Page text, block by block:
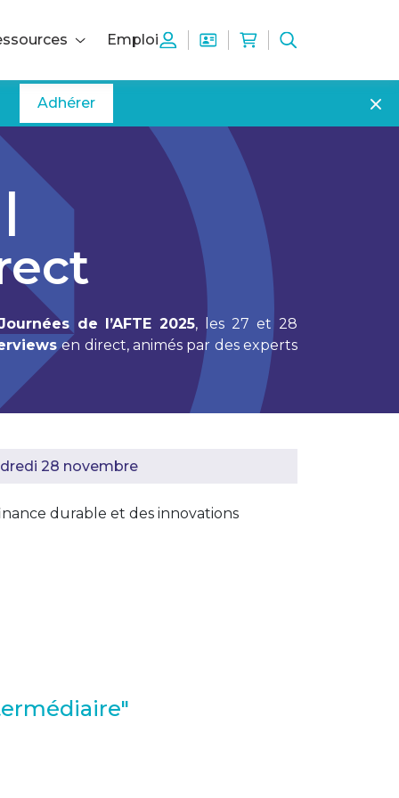
Emploi
Adhérer
de l’AFTE 2025, les 27 et 28
en direct, animés par des experts
28 novembre
durable et des innovations